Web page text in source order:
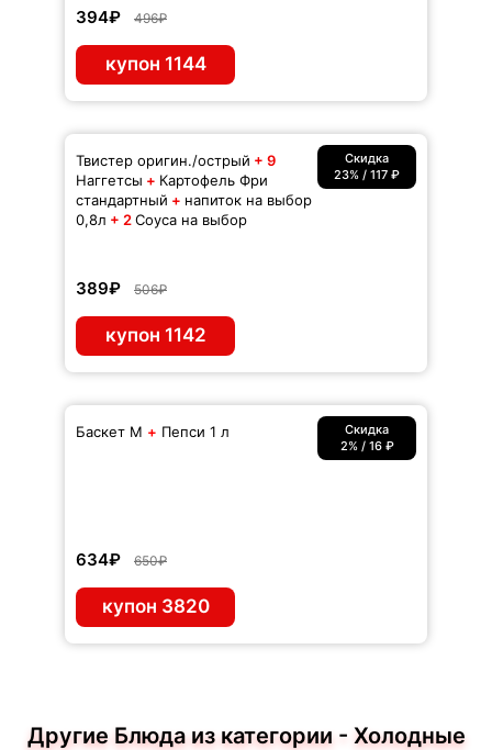
394₽ 496₽
купон 1144
Скидка
23% / 117 ₽
Твистер оригин./острый + 9
Наггетсы + Картофель Фри
стандартный + напиток на выбор
0,8л + 2Соуса на выбор
389₽ 506₽
купон 1142
Скидка
2% / 16 ₽
Баскет M + Пепси 1 л
634₽ 650₽
купон 3820
Другие Блюда из категории - Холодные